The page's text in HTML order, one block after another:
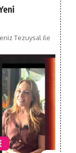
Tezuysal ile